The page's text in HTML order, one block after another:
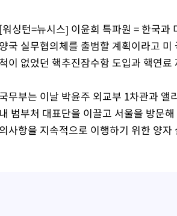
[워싱턴=뉴시스] 이윤희 특파원 = 한국과
양국 실무협의체를 출범할 계획이라고
척이 없었던 핵추진잠수함 도입과 핵연
국무부는 이날 박윤주 외교부 1차관과
내 범부처 대표단을 이끌고 서울을 방문
의사항을 지속적으로 이행하기 위한 양